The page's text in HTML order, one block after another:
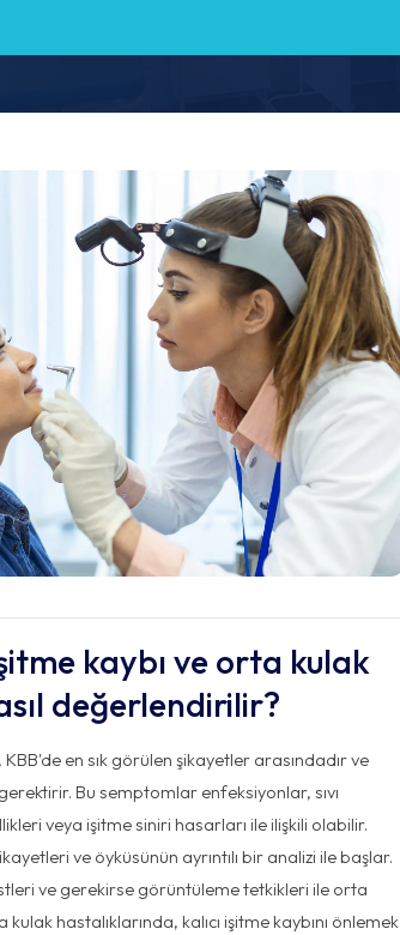
kaybı ve orta kulak
değerlendirilir?
KBB'de en sık görülen şikayetler arasındadır ve
Bu semptomlar enfeksiyonlar, sıvı
veya işitme siniri hasarları ile ilişkili olabilir.
ve öyküsünün ayrıntılı bir analizi ile başlar.
ve gerekirse görüntüleme tetkikleri ile orta
hastalıklarında, kalıcı işitme kaybını önlemek